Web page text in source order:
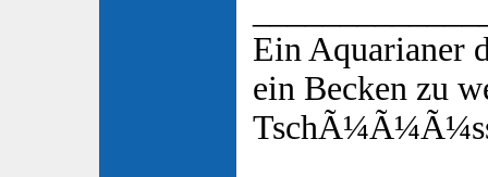
Ein Aquarianer
ein Becken zu